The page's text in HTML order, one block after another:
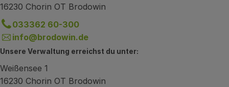
16230 Chorin OT Brodowin
033362 60-300
info@brodowin.de
Unsere Verwaltung erreichst du unter:
Weißensee 1
16230 Chorin OT Brodowin